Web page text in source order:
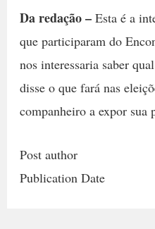
Da redação –Esta é a
que participaram do
nos interessaria saber
disse o que fará nas
companheiro a expor sua
Post author
Publication Date